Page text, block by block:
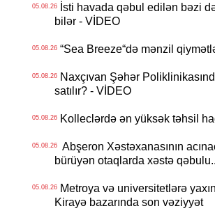
05.08.26İsti havada qəbul edilən bəzi
bilər - VİDEO
05.08.26“Sea Breeze“də mənzil
05.08.26Naxçıvan Şəhər
satılır? - VİDEO
05.08.26Kolleclərdə ən yüksək təhsil
05.08.26Abşeron Xəstəxanasının
bürüyən otaqlarda xəstə
05.08.26Metroya və universitetlərə
Kirayə bazarında son vəziyyət